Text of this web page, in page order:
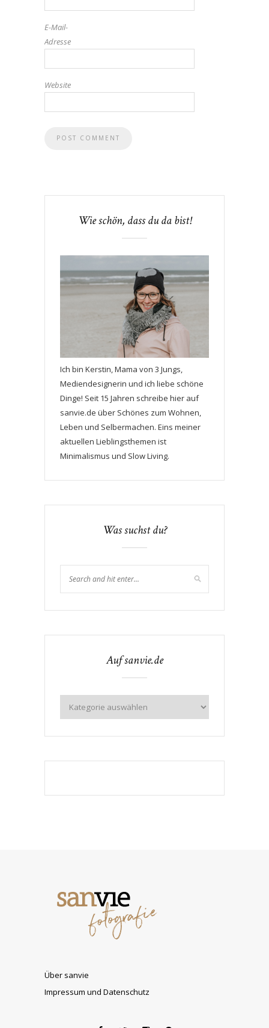
E-Mail-
Adresse
Website
Wie schön, dass du da bist!
Ich bin Kerstin, Mama von 3 Jungs,
Mediendesignerin und ich liebe schöne
Dinge! Seit 15 Jahren schreibe hier auf
sanvie.de über Schönes zum Wohnen,
Leben und Selbermachen. Eins meiner
aktuellen Lieblingsthemen ist
Minimalismus und Slow Living.
Was suchst du?
Auf sanvie.de
Über sanvie
Impressum und Datenschutz